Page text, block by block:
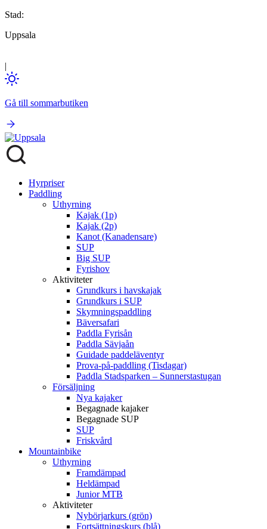
Stad:
Uppsala
|
Gå till sommarbutiken
Hyrpriser
Paddling
Uthyrning
Kajak (1p)
Kajak (2p)
Kanot (Kanadensare)
SUP
Big SUP
Fyrishov
Aktiviteter
Grundkurs i havskajak
Grundkurs i SUP
Skymningspaddling
Bäversafari
Paddla Fyrisån
Paddla Sävjaån
Guidade paddeläventyr
Prova-på-paddling (Tisdagar)
Paddla Stadsparken – Sunnerstastugan
Försäljning
Nya kajaker
Begagnade kajaker
Begagnade SUP
SUP
Friskvård
Mountainbike
Uthyrning
Framdämpad
Heldämpad
Junior MTB
Aktiviteter
Nybörjarkurs (grön)
Fortsättningskurs (blå)